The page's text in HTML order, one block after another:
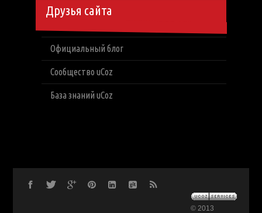
Друзья сайта
Официальный блог
Сообщество uCoz
База знаний uCoz
© 2013